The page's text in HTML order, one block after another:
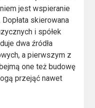
jest wspieranie
skierowana
i spółek
dwa źródła
a pierwszym z
one też budowę
przejąć nawet